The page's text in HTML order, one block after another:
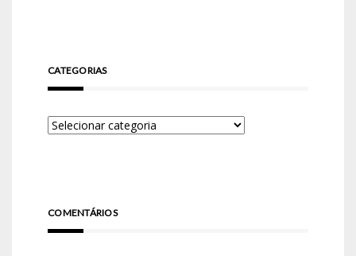
CATEGORIAS
COMENTÁRIOS